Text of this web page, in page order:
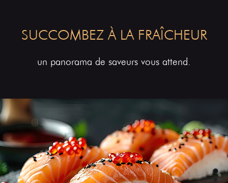
SUCCOMBEZ À LA FRAÎCHEUR
un panorama de saveurs vous attend.